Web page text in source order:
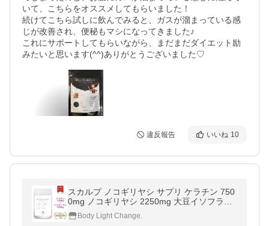
いて、こちらをオススメしてもらいました！
続けてこちら試しに飲んでみると、ガスが溜まっている感
じが改善され、便秘もマシになってきました♪
これにサポートしてもらいながら、まだまだダイエット励
みたいと思います(^^)ありがとうございました♡
違反報告 いいね 10
スカルプ ノコギリヤシ サプリ ケラチン 750
0mg ノコギリヤシ 2250mg 大豆イソフラボ
ン 女性 Black Up Energy Ladies 90粒 RESE
STABody Light Change.